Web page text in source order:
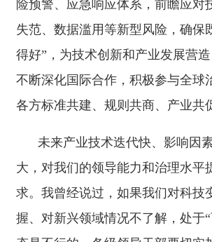
分享:
打印本页
主办：新疆阿合奇县人民政府办
承办：新疆阿合奇县政务服务和
展中心
新公网安备：
地 址：阿合奇县南大街 邮 编：
关于我们
网站地图
政务新媒体矩阵
阿合奇县网信办监督电话：
5620663